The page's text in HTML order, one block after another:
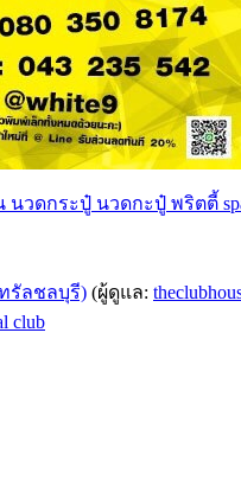
นวดกระปู๋ นวดกะปู๋ พริตตี้
ทรัลชลบุรี) (ผู้ดูแล:
club